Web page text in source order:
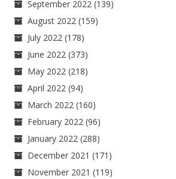
September 2022 (139)
August 2022 (159)
July 2022 (178)
June 2022 (373)
May 2022 (218)
April 2022 (94)
March 2022 (160)
February 2022 (96)
January 2022 (288)
December 2021 (171)
November 2021 (119)